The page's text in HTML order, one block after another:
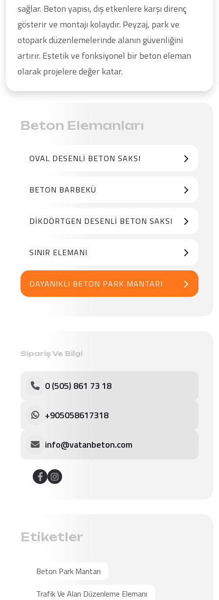
sağlar. Beton yapısı, dış etkenlere karşı direnç
gösterir ve montajı kolaydır. Peyzaj, park ve
otopark düzenlemelerinde alanın güvenliğini
artırır. Estetik ve fonksiyonel bir beton eleman
olarak projelere değer katar.
Beton Elemanları
OVAL DESENLI BETON SAKSI
BETON BARBEKÜ
DIKDÖRTGEN DESENLI BETON SAKSI
SINIR ELEMANI
DAYANIKLI BETON PARK MANTARI
Sipariş Ve Bilgi
0 (505) 861 73 18
+905058617318
info@vatanbeton.com
Etiketler
Beton Park Mantarı
Trafik Ve Alan Düzenleme Elemanı